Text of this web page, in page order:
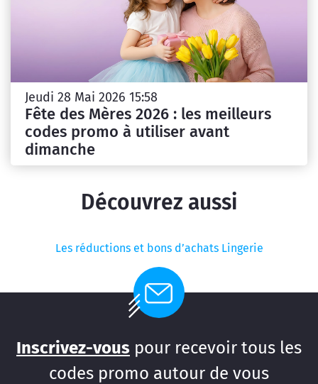
Jeudi 28 Mai 2026 15:58
Fête des Mères 2026 : les meilleurs
codes promo à utiliser avant
dimanche
Découvrez aussi
Les réductions et bons d’achats Lingerie
Inscrivez-vous pour recevoir tous les
codes promo autour de vous